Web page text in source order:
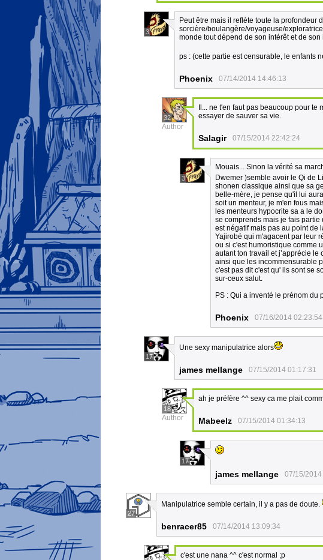
3
Peut être mais il reflète toute la profondeur
sorcière/boulangère/voyageuse/
monde tout dépend de son intérêt et de
ps : (cette partie est censurable, le enfants
Phoenix 07/14/2014 14:46:13
32
Author
Il... ne t'en faut pas beaucoup pour
essayer de sauver sa vie.
Salagir 07/15/2014 22:42:24
3
Mouais... Sinon la vérité sa
Dwemer )semble avoir le Qi de
shonen classique ainsi que sa
belle-mère, je pense qu'il lui
soit un menteur, je m'en fous
les menteurs hypocrite sa a le
se comprends mais je fais
est négatif mais pas au point de
Yajirobé qui m'agacent par leur
ou si c'est humoristique comme
autant ton travail et j’apprécie
ainsi que les incommensurable
c'est pas dit c'est qu' ils sont se
sur-ceux salut.
PS : Qui a inventé le prénom du
Phoenix 07/16/2014 02:23:54
17
Une sexy manipulatrice alors
james mellange 07/15/2014 01:17:31
18
Author
ah je préfère ^^ sexy ca me plait
Mabeelz 07/15/2014 01:34:13
17
james mellange 07/15/
27
Manipulatrice semble certain, il y a pas de doute.
benracer85 07/14/2014 13:09:34
c'est une nana ^^ c'est normal ;p